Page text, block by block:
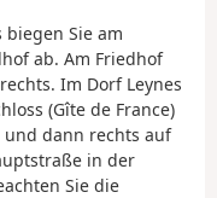
biegen Sie am
ab. Am Friedhof
Im Dorf Leynes
(Gîte de France)
dann rechts auf
in der
Sie die